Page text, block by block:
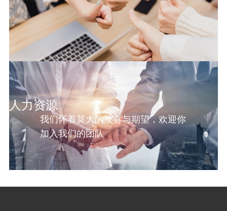
人力资源
我们怀着莫大的欣喜与期望，欢迎你
加入我们的团队